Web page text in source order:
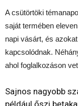
A csütörtöki
saját termében
napi vásárt, és
kapcsolódnak.
ahol foglalkozáson
Sajnos nagyobb